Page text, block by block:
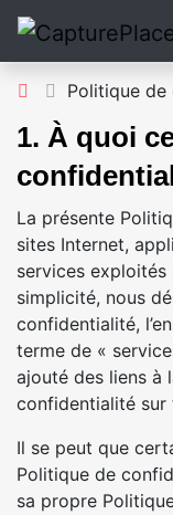
Politique
1. À quoi
La présente
sites Internet,
services
simplicité, nous
confidentialité,
terme de «
ajouté des liens à
confidentialité sur
Il se peut que
Politique de
sa propre